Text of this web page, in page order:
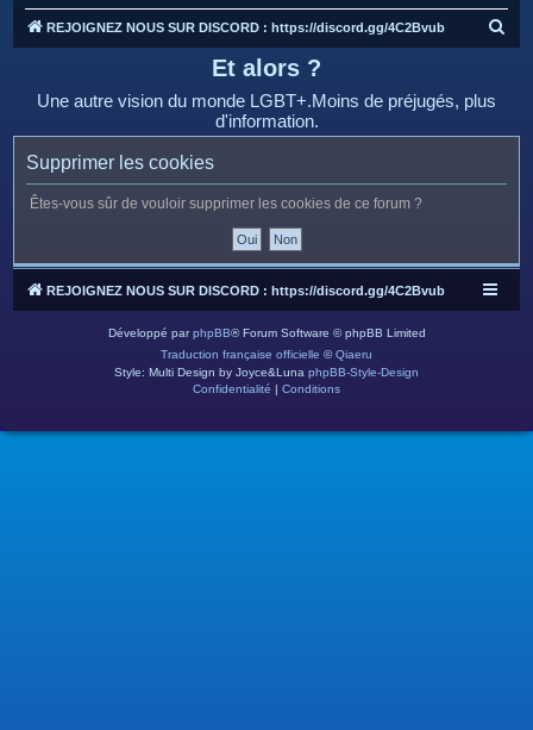
REJOIGNEZ NOUS SUR DISCORD : https://discord.gg/4C2Bvub
e
Et alors ?
Une autre vision du monde LGBT+.Moins de préjugés, plus
d'information.
Supprimer les cookies
Êtes-vous sûr de vouloir supprimer les cookies de ce forum ?
REJOIGNEZ NOUS SUR DISCORD : https://discord.gg/4C2Bvub
Développé parphpBB® Forum Software © phpBB Limited
Traduction française officielle ©Qiaeru
Style: Multi Design by Joyce&Luna phpBB-Style-Design
Confidentialité | Conditions